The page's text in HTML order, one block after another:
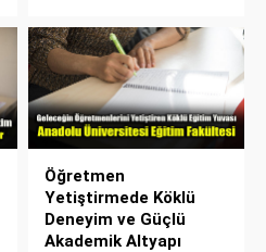
Öğretmen
Yetiştirmede Köklü
Deneyim ve Güçlü
Akademik Altyapı